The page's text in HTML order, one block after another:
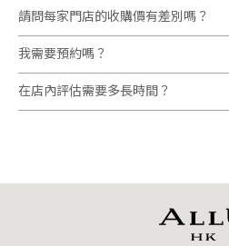
請問每家門店的收購價有差別嗎？
我需要預約嗎？
在店內評估需要多長時間？